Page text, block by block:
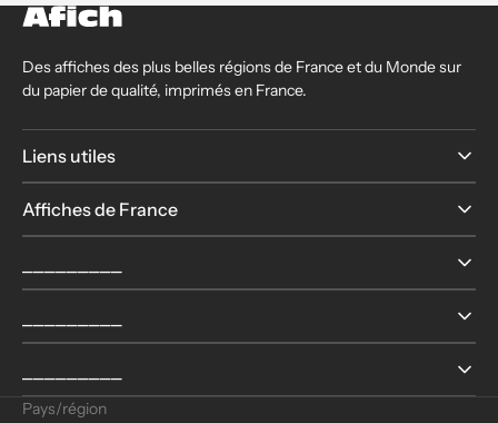
Des affiches des plus belles régions de France et du Monde sur
du papier de qualité, imprimés en France.
Liens utiles
Affiches de France
Pays/région